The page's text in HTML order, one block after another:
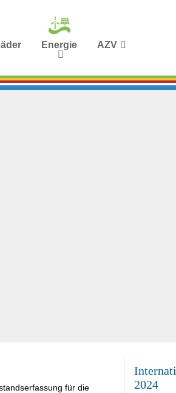
Energie AZV
für die
2024